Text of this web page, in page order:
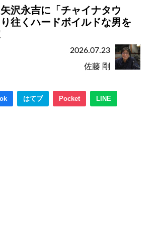
沢永吉に「チャイナタウ
往くハードボイルドな男を
2026.07.23
佐藤 剛
はてブ Pocket LINE